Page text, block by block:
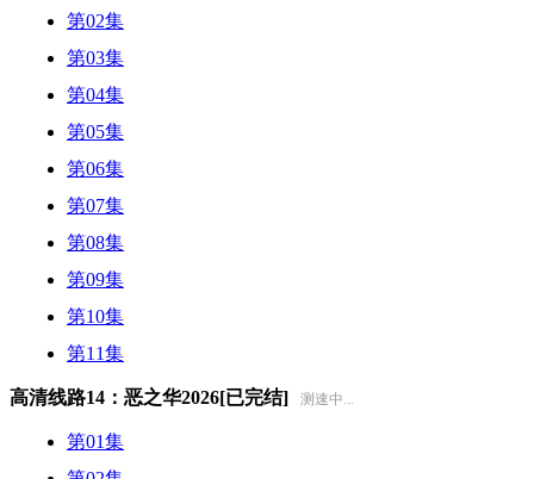
第02集
第03集
第04集
第05集
第06集
第07集
第08集
第09集
第10集
第11集
高清线路14：恶之华2026[已完结] 测速中...
第01集